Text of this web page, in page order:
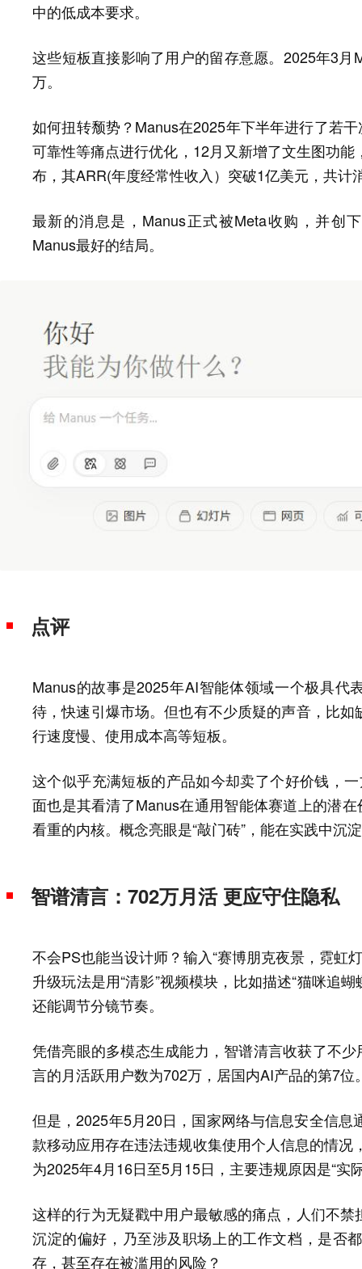
中的低成本要求。
这些短板直接影响了用户的留存意愿。2025年3
万。
如何扭转颓势？Manus在2025年下半年进行了若
可靠性等痛点进行优化，12月又新增了文生图功
布，其ARR(年度经常性收入）突破1亿美元，共计
最新的消息是，Manus正式被Meta收购，并创
Manus最好的结局。
点评
Manus的故事是2025年AI智能体领域一个极具代
待，快速引爆市场。但也有不少质疑的声音，比
行速度慢、使用成本高等短板。
这个似乎充满短板的产品如今却卖了个好价钱，
面也是其看清了Manus在通用智能体赛道上的潜
看重的内核。概念亮眼是“敲门砖”，能在实践中沉
智谱清言：702万月活 更应守住隐私
不会PS也能当设计师？输入“赛博朋克夜景，霓虹
升级玩法是用“清影”视频模块，比如描述“猫咪追
还能调节分镜节奏。
凭借亮眼的多模态生成能力，智谱清言收获了不
言的月活跃用户数为702万，居国内AI产品的第7位
但是，2025年5月20日，国家网络与信息安全信
款移动应用存在违法违规收集使用个人信息的情
为2025年4月16日至5月15日，主要违规原因是“实
这样的行为无疑戳中用户最敏感的痛点，人们不
沉淀的偏好，乃至涉及职场上的工作文档，是否
存，甚至存在被滥用的风险？